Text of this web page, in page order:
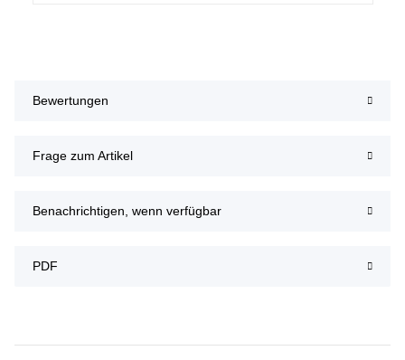
Bewertungen
Frage zum Artikel
Benachrichtigen, wenn verfügbar
PDF